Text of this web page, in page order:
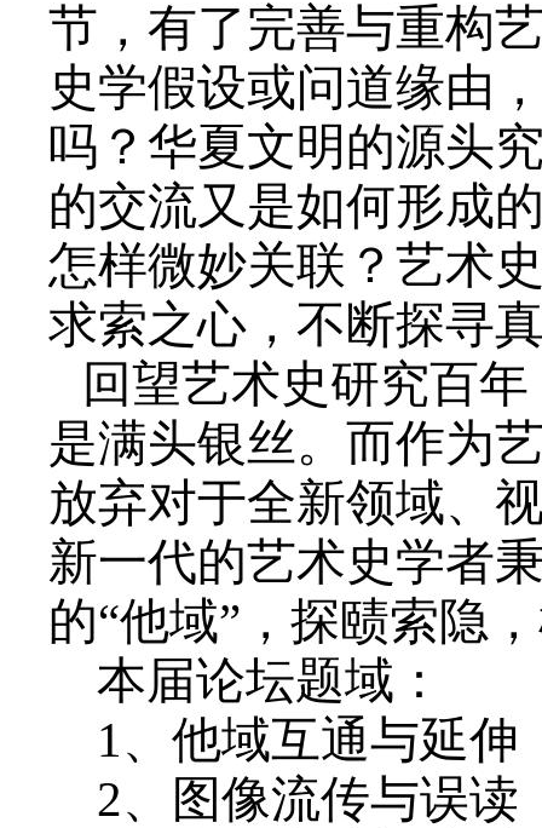
节，有了完善与重构
史学假设或问道缘由
吗？华夏文明的源头
的交流又是如何形成
怎样微妙关联？艺术
求索之心，不断探寻
回望艺术史研究百
是满头银丝。而作为
放弃对于全新领域、
新一代的艺术史学者
的“他域”，探赜索隐
本届论坛题域：
1、他域互通与延伸
2、图像流传与误读